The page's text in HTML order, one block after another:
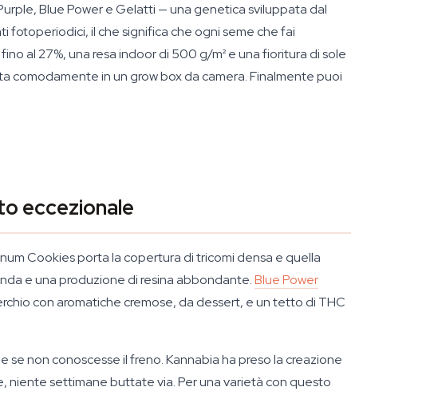
Blue Power e Gelatti — una genetica sviluppata dal
fotoperiodici, il che significa che ogni seme che fai
al 27%, una resa indoor di 500 g/m² e una fioritura di sole
in un grow box da camera. Finalmente puoi
eccezionale
Cookies porta la copertura di tricomi densa e quella
e una produzione di resina abbondante.Blue Power
con aromatiche cremose, da dessert, e un tetto di THC
non conoscesse il freno. Kannabia ha preso la creazione
niente settimane buttate via. Per una varietà con questo